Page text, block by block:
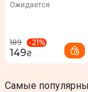
Ожидается
189 -21%
149₴
Самые